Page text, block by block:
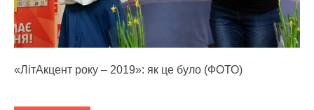
«ЛітАкцент року – 2019»: як це було (ФОТО)